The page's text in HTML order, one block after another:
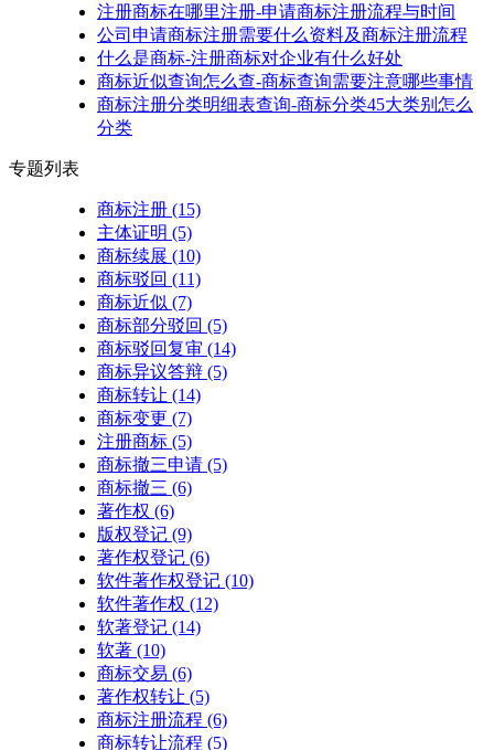
注册商标在哪里注册-申请商标注册流程与时间
公司申请商标注册需要什么资料及商标注册流程
什么是商标-注册商标对企业有什么好处
商标近似查询怎么查-商标查询需要注意哪些事情
商标注册分类明细表查询-商标分类45大类别怎么
分类
专题列表
商标注册 (15)
主体证明 (5)
商标续展 (10)
商标驳回 (11)
商标近似 (7)
商标部分驳回 (5)
商标驳回复审 (14)
商标异议答辩 (5)
商标转让 (14)
商标变更 (7)
注册商标 (5)
商标撤三申请 (5)
商标撤三 (6)
著作权 (6)
版权登记 (9)
著作权登记 (6)
软件著作权登记 (10)
软件著作权 (12)
软著登记 (14)
软著 (10)
商标交易 (6)
著作权转让 (5)
商标注册流程 (6)
商标转让流程 (5)